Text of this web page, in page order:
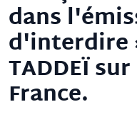
dans
d'interdire
TADDEÏ
France.